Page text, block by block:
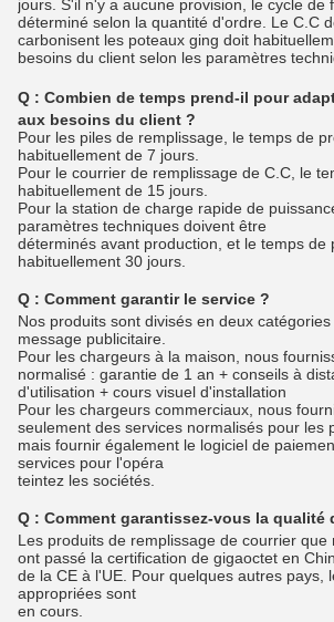
jours. S'il n'y a aucune provision, le cycle de
déterminé selon la quantité d'ordre. Le C.C
carbonisent les poteaux ging doit
besoins du client selon les paramètres
Q : Combien de temps prend-il pour
aux besoins du client ?
Pour les piles de remplissage, le temps de
habituellement de 7 jours.
Pour le courrier de remplissage de C.C, le
habituellement de 15 jours.
Pour la station de charge rapide de
paramètres techniques doivent être
déterminés avant production, et le temps de
habituellement 30 jours.
Q : Comment garantir le service ?
Nos produits sont divisés en deux
message publicitaire.
Pour les chargeurs à la maison, nous
normalisé : garantie de 1 an + conseils à
d'utilisation + cours visuel d'installation
Pour les chargeurs commerciaux, nous
seulement des services normalisés pour les
mais fournir également le logiciel de
services pour l'opéra
teintez les sociétés.
Q : Comment garantissez-vous la qualité
Les produits de remplissage de courrier que
ont passé la certification de gigaoctet en
de la CE à l'UE. Pour quelques autres pays,
appropriées sont
en cours.